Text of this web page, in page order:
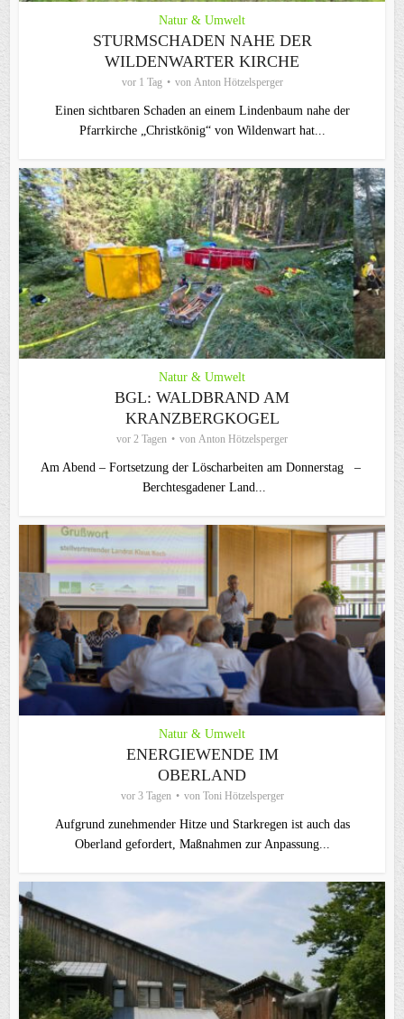
Natur & Umwelt
STURMSCHADEN NAHE DER
WILDENWARTER KIRCHE
vor 1 Tag von Anton Hötzelsperger
Einen sichtbaren Schaden an einem Lindenbaum nahe der
Pfarrkirche „Christkönig“ von Wildenwart hat...
Natur & Umwelt
BGL: WALDBRAND AM
KRANZBERGKOGEL
vor 2 Tagen von Anton Hötzelsperger
Am Abend – Fortsetzung der Löscharbeiten am Donnerstag –
Berchtesgadener Land...
Natur & Umwelt
ENERGIEWENDE IM
OBERLAND
vor 3 Tagen von Toni Hötzelsperger
Aufgrund zunehmender Hitze und Starkregen ist auch das
Oberland gefordert, Maßnahmen zur Anpassung...